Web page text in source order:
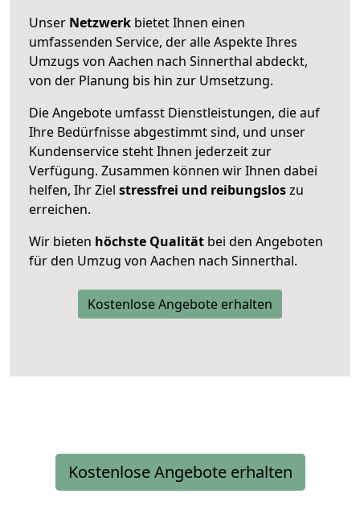
Unser Netzwerk bietet Ihnen einen
umfassenden Service, der alle Aspekte Ihres
Umzugs von Aachen nach Sinnerthal abdeckt,
von der Planung bis hin zur Umsetzung.
Die Angebote umfasst Dienstleistungen, die auf
Ihre Bedürfnisse abgestimmt sind, und unser
Kundenservice steht Ihnen jederzeit zur
Verfügung. Zusammen können wir Ihnen dabei
helfen, Ihr Ziel stressfrei und reibungsloszu
erreichen.
Wir bieten höchste Qualität bei den Angeboten
für den Umzug von Aachen nach Sinnerthal.
Kostenlose Angebote erhalten
Kostenlose Angebote erhalten